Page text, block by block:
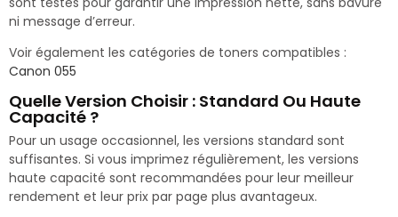
ni message d’erreur.
Voir également les catégories de toners compatibles :
Canon 055
Quelle Version Choisir : Standard Ou Haute
Capacité ?
Pour un usage occasionnel, les versions standard sont
suffisantes. Si vous imprimez régulièrement, les versions
haute capacité sont recommandées pour leur meilleur
rendement et leur prix par page plus avantageux.